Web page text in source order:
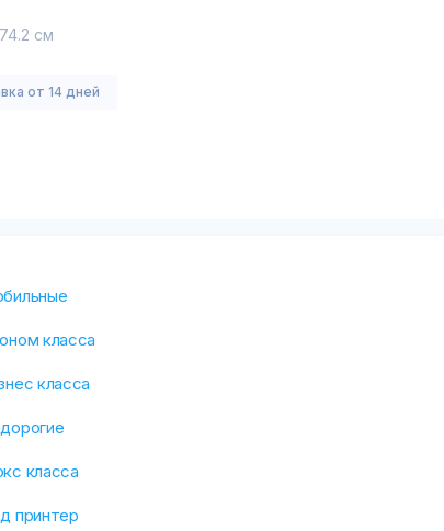
74.2 см
от 14 дней
класса
класса
класса
принтер